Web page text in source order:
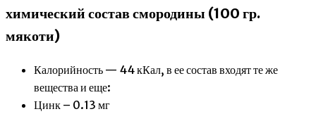
химический состав смородины (100 гр.
мякоти)
Калорийность — 44 кКал, в ее состав входят те же
вещества и еще:
Цинк – 0.13 мг